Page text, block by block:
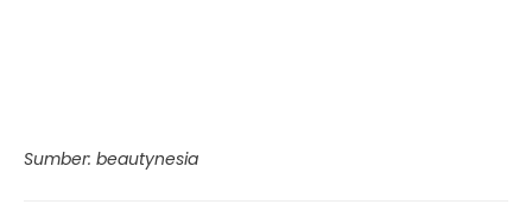
Sumber: beautynesia